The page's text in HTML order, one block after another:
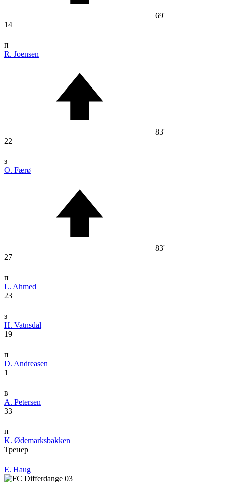
69'
14
п
R. Joensen
83'
22
з
O. Færø
83'
27
п
L. Ahmed
23
з
H. Vatnsdal
19
п
D. Andreasen
1
в
A. Petersen
33
п
K. Ødemarksbakken
Тренер
E. Haug